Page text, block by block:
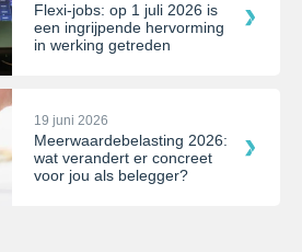
Flexi-jobs: op 1 juli 2026 is
een ingrijpende hervorming
in werking getreden
19 juni 2026
Meerwaardebelasting 2026:
wat verandert er concreet
voor jou als belegger?